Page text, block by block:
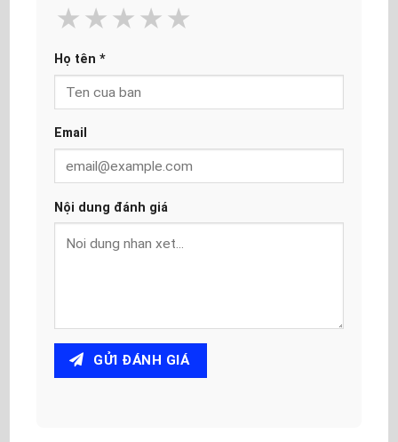
★
★
★
★
★
Họ tên *
Email
Nội dung đánh giá
GỬI ĐÁNH GIÁ